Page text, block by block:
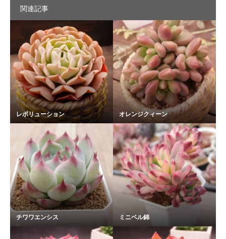
関連記事
レボリューション オレンジクィーン
チワワエンシス ミニベル錦